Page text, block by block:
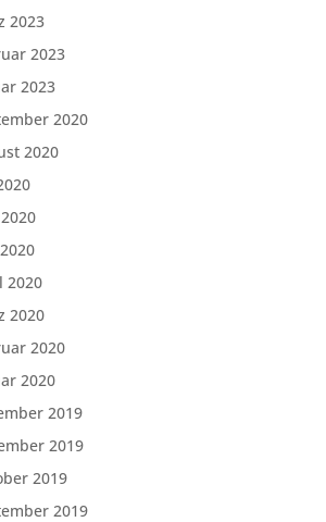
2023
2023
2023
2020
2020
2020
2020
2020
2020
2019
2019
2019
2019